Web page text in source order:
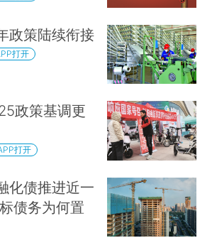
政策陆续衔接
打开
政策基调更
打开
化债推进近一
债务为何置